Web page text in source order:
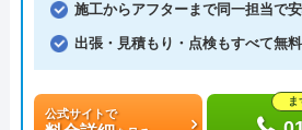
施工からアフターまで同一担当で
出張・見積もり・点検もすべて無料
公式サイトで
ま